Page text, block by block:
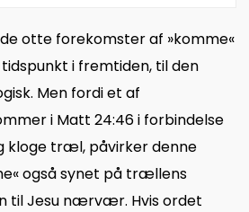
otte forekomster af »komme«
i fremtiden, til den
Men fordi et af
i Matt 24:46 i forbindelse
kloge træl, påvirker denne
også synet på trællens
til Jesu nærvær. Hvis ordet